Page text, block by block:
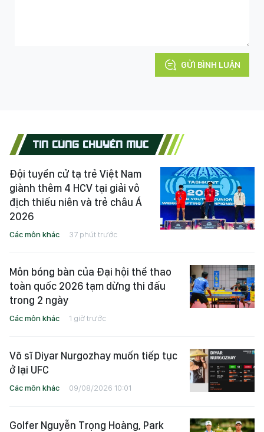
GỬI BÌNH LUẬN
TIN CÙNG CHUYÊN MỤC
Đội tuyển cử tạ trẻ Việt Nam
giành thêm 4 HCV tại giải vô
địch thiếu niên và trẻ châu Á
2026
Các môn khác 37 phút trước
Môn bóng bàn của Đại hội thể thao
toàn quốc 2026 tạm dừng thi đấu
trong 2 ngày
Các môn khác 1 giờ trước
Võ sĩ Diyar Nurgozhay muốn tiếp tục
ở lại UFC
Các môn khác 09/08/2026 10:01
Golfer Nguyễn Trọng Hoàng, Park